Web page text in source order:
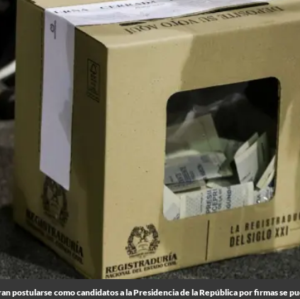
postularse como candidatos a la Presidencia de la República por firmas se